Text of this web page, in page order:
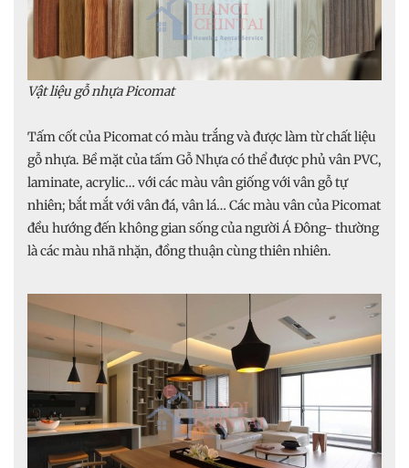
Vật liệu gỗ nhựa Picomat
Tấm cốt của Picomat có màu trắng và được làm từ chất liệu
gỗ nhựa. Bề mặt của tấm Gỗ Nhựa có thể được phủ vân PVC,
laminate, acrylic… với các màu vân giống với vân gỗ tự
nhiên; bắt mắt với vân đá, vân lá… Các màu vân của Picomat
đều hướng đến không gian sống của người Á Đông- thường
là các màu nhã nhặn, đồng thuận cùng thiên nhiên.